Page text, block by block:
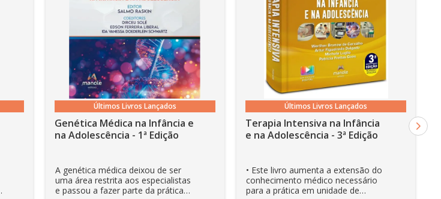
Últimos Livros Lançados
Genética Médica na Infância e
na Adolescência - 1ª Edição
A genética médica deixou de ser
uma área restrita aos especialistas
e passou a fazer parte da prática
Últimos Livros Lançados
Terapia Intensiva na Infância
e na Adolescência - 3ª Edição
• Este livro aumenta a extensão do
conhecimento médico necessário
para a prática em unidade de